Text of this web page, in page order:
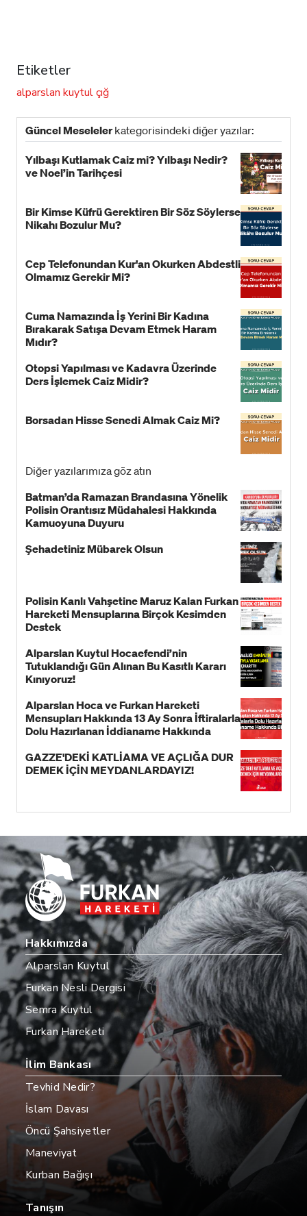
Etiketler
alparslan kuytulçığ
Güncel Meselelerkategorisindeki diğer yazılar:
Yılbaşı Kutlamak Caiz mi? Yılbaşı Nedir?
ve Noel’in Tarihçesi
Bir Kimse Küfrü Gerektiren Bir Söz Söylerse
Nikahı Bozulur Mu?
Cep Telefonundan Kur'an Okurken Abdestli
Olmamız Gerekir Mi?
Cuma Namazında İş Yerini Bir Kadına
Bırakarak Satışa Devam Etmek Haram
Mıdır?
Otopsi Yapılması ve Kadavra Üzerinde
Ders İşlemek Caiz Midir?
Borsadan Hisse Senedi Almak Caiz Mi?
Diğer yazılarımıza göz atın
Batman’da Ramazan Brandasına Yönelik
Polisin Orantısız Müdahalesi Hakkında
Kamuoyuna Duyuru
Şehadetiniz Mübarek Olsun
Polisin Kanlı Vahşetine Maruz Kalan Furkan
Hareketi Mensuplarına Birçok Kesimden
Destek
Alparslan Kuytul Hocaefendi’nin
Tutuklandığı Gün Alınan Bu Kasıtlı Kararı
Kınıyoruz!
Alparslan Hoca ve Furkan Hareketi
Mensupları Hakkında 13 Ay Sonra İftiralarla
Dolu Hazırlanan İddianame Hakkında
GAZZE'DEKİ KATLİAMA VE AÇLIĞA DUR
DEMEK İÇİN MEYDANLARDAYIZ!
Hakkımızda
Alparslan Kuytul
Furkan Nesli Dergisi
Semra Kuytul
Furkan Hareketi
İlim Bankası
Tevhid Nedir?
İslam Davası
Öncü Şahsiyetler
Maneviyat
Kurban Bağışı
Tanışın